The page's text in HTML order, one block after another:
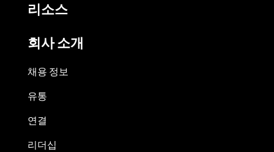
리소스
회사 소개
채용 정보
유통
연결
리더십